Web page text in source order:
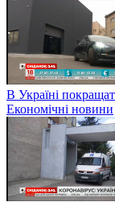
В Україні
Економічні новини